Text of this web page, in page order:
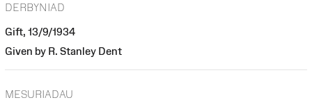
DERBYNIAD
Gift, 13/9/1934
Given by R. Stanley Dent
MESURIADAU